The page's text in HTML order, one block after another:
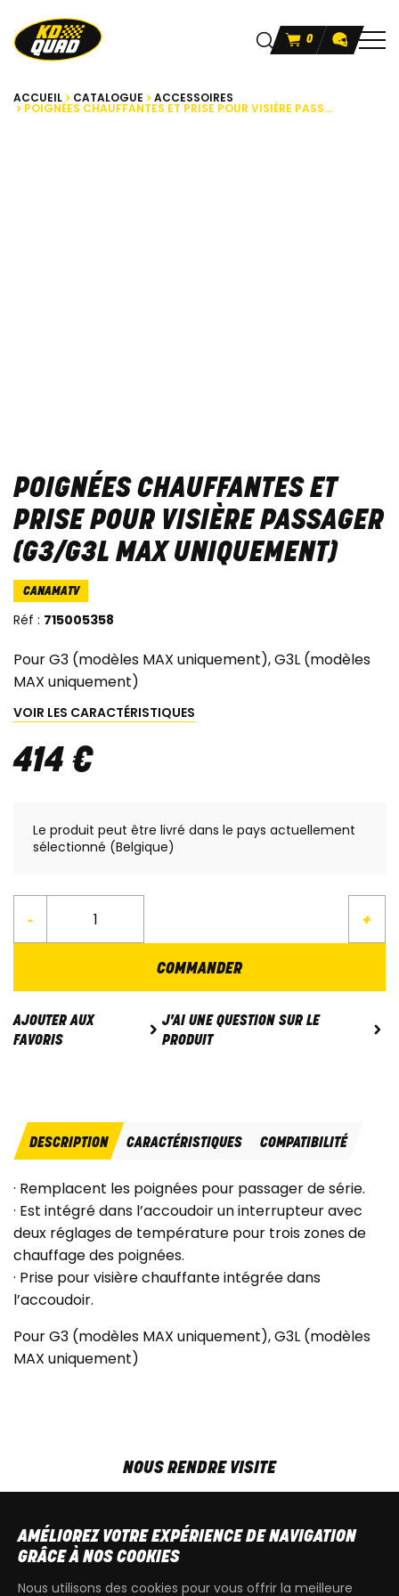
0
ACCUEIL CATALOGUE ACCESSOIRES
POIGNÉES CHAUFFANTES ET PRISE POUR VISIÈRE PASS...
POIGNÉES CHAUFFANTES ET
PRISE POUR VISIÈRE PASSAGER
(G3/G3L MAX UNIQUEMENT)
CANAMATV
Réf : 715005358
Pour G3 (modèles MAX uniquement), G3L (modèles
MAX uniquement)
VOIR LES CARACTÉRISTIQUES
414 €
Le produit peut être livré dans le pays actuellement
sélectionné (Belgique)
- +
COMMANDER
AJOUTER AUX
FAVORIS
J'AI UNE QUESTION SUR LE
PRODUIT
DESCRIPTION CARACTÉRISTIQUES COMPATIBILITÉ
· Remplacent les poignées pour passager de série.
· Est intégré dans l’accoudoir un interrupteur avec
deux réglages de température pour trois zones de
chauffage des poignées.
· Prise pour visière chauffante intégrée dans
l’accoudoir.
Pour G3 (modèles MAX uniquement), G3L (modèles
MAX uniquement)
NOUS RENDRE VISITE
SAM9h00 - 13h30
T+32 64 700 970
AMÉLIOREZ VOTRE EXPÉRIENCE DE NAVIGATION
GRÂCE À NOS COOKIES
Nous utilisons des cookies pour vous offrir la meilleure